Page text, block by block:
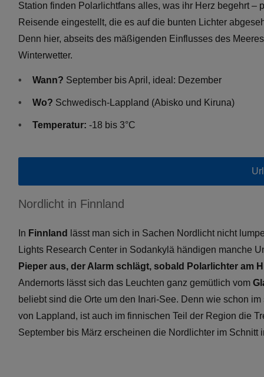
Station finden Polarlichtfans alles, was ihr Herz begehrt –
Reisende eingestellt, die es auf die bunten Lichter
Denn hier, abseits des mäßigenden Einflusses des
Winterwetter.
Wann? September bis April, ideal: Dezember
Wo? Schwedisch-Lappland (Abisko und Kiruna)
Temperatur: -18 bis 3°C
Nordlicht in Finnland
In Finnland
lässt man sich in Sachen Nordlicht nicht
Lights Research Center in Sodankylä händigen manche
Pieper aus, der Alarm schlägt, sobald Polarlichter am
Andernorts lässt sich das Leuchten ganz gemütlich vom
beliebt sind die Orte um den Inari-See. Denn wie schon
von Lappland, ist auch im finnischen Teil der Region die
September bis März erscheinen die Nordlichter im Schnitt